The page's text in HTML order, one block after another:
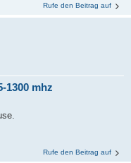
Rufe den Beitrag auf
1300 mhz
Rufe den Beitrag auf